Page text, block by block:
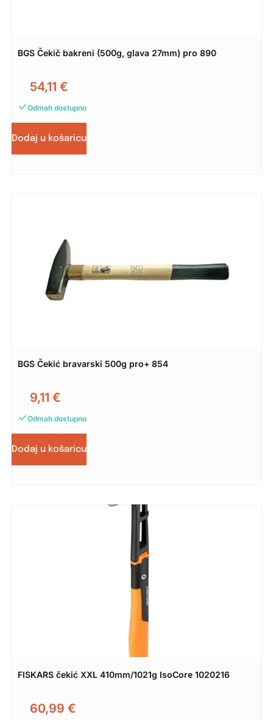
BGS Čekič bakreni (500g, glava 27mm) pro 890
54,11 €
Odmah dostupno
Dodaj u košaricu
BGS Čekić bravarski 500g pro+ 854
9,11 €
Odmah dostupno
Dodaj u košaricu
FISKARS čekić XXL 410mm/1021g IsoCore 1020216
60,99 €